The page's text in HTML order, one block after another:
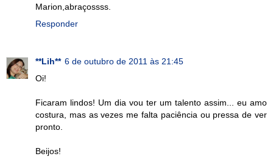
Marion,abraçossss.
Responder
**Lih** 6 de outubro de 2011 às 21:45
Oi!
Ficaram lindos! Um dia vou ter um talento assim... eu amo
costura, mas as vezes me falta paciência ou pressa de ver
pronto.
Beijos!